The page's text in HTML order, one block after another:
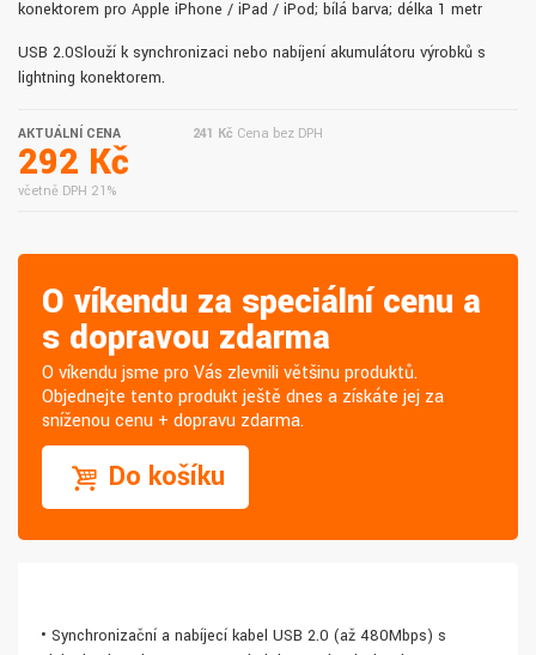
konektorem pro Apple iPhone / iPad / iPod; bílá barva; délka 1 metr
USB 2.0Slouží k synchronizaci nebo nabíjení akumulátoru výrobků s
lightning konektorem.
AKTUÁLNÍ CENA
292 Kč
včetně DPH 21%
241 Kč Cena bez DPH
O víkendu za speciální cenu a
s dopravou zdarma
O víkendu jsme pro Vás zlevnili většinu produktů.
Objednejte tento produkt ještě dnes a získáte jej za
sníženou cenu + dopravu zdarma.
Do košíku
• Synchronizační a nabíjecí kabel USB 2.0 (až 480Mbps) s